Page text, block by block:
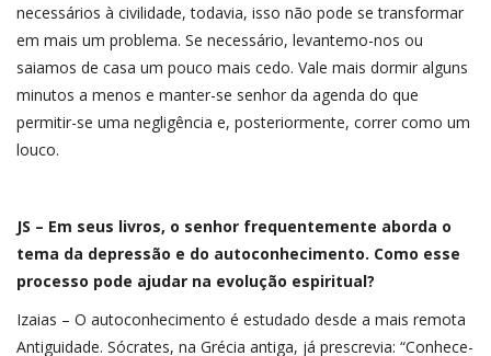
necessários à civilidade, todavia, isso não pode se transformar
em mais um problema. Se necessário, levantemo-nos ou
saiamos de casa um pouco mais cedo. Vale mais dormir alguns
minutos a menos e manter-se senhor da agenda do que
permitir-se uma negligência e, posteriormente, correr como um
louco.
JS – Em seus livros, o senhor frequentemente aborda o
tema da depressão e do autoconhecimento. Como esse
processo pode ajudar na evolução espiritual?
Izaias – O autoconhecimento é estudado desde a mais remota
Antiguidade. Sócrates, na Grécia antiga, já prescrevia: “Conhece-